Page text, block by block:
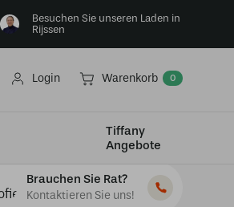
Besuchen Sie unseren Laden in
Rijssen
Login Warenkorb 0
Tiffany
Angebote
Brauchen Sie Rat?
Kontaktieren Sie uns!